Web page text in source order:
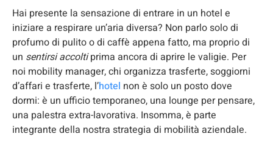
Hai presente la sensazione di entrare in un hotel e
iniziare a respirare un’aria diversa? Non parlo solo di
profumo di pulito o di caffè appena fatto, ma proprio di
un sentirsi accoltiprima ancora di aprire le valigie. Per
noi mobility manager, chi organizza trasferte, soggiorni
d’affari e trasferte, l’hotel non è solo un posto dove
dormi: è un ufficio temporaneo, una lounge per pensare,
una palestra extra-lavorativa. Insomma, è parte
integrante della nostra strategia di mobilità aziendale.